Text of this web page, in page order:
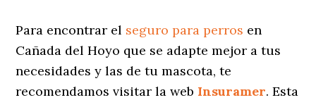
Para encontrar el seguro para perros en
Cañada del Hoyo que se adapte mejor a tus
necesidades y las de tu mascota, te
recomendamos visitar la web Insuramer. Esta